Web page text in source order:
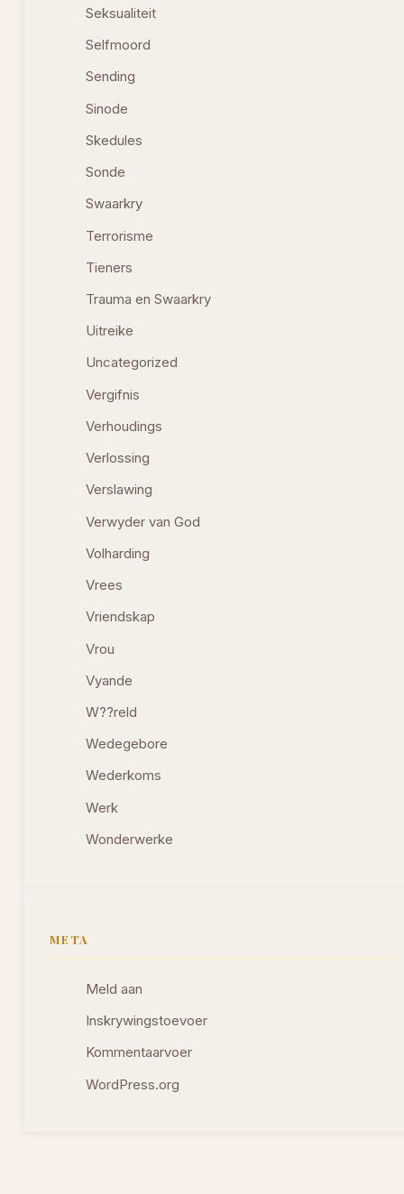
Seksualiteit
Selfmoord
Sending
Sinode
Skedules
Sonde
Swaarkry
Terrorisme
Tieners
Trauma en Swaarkry
Uitreike
Uncategorized
Vergifnis
Verhoudings
Verlossing
Verslawing
Verwyder van God
Volharding
Vrees
Vriendskap
Vrou
Vyande
W??reld
Wedegebore
Wederkoms
Werk
Wonderwerke
META
Meld aan
Inskrywingstoevoer
Kommentaarvoer
WordPress.org